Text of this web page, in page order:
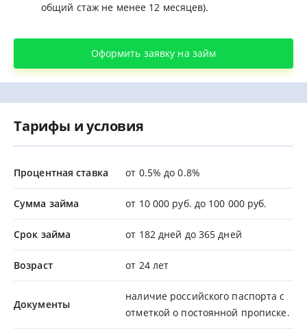
общий стаж не менее 12 месяцев).
Оформить заявку на займ
Тарифы и условия
Процентная ставка от 0.5% до 0.8%
Сумма займа от 10 000 руб. до 100 000 руб.
Срок займа от 182 дней до 365 дней
Возраст от 24 лет
Документы
наличие российского паспорта с
отметкой о постоянной прописке.